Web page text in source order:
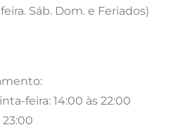
Sáb. Dom. e Feriados)
feira: 14:00 às 22:00
23:00